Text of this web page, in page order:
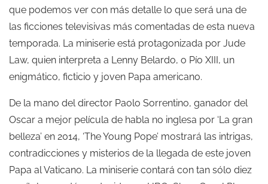
que podemos ver con más detalle lo que será una de
las ficciones televisivas más comentadas de esta nueva
temporada. La miniserie está protagonizada por Jude
Law, quien interpreta a Lenny Belardo, o Pío XIII, un
enigmático, ficticio y joven Papa americano.
De la mano del director Paolo Sorrentino, ganador del
Oscar a mejor película de habla no inglesa por ‘La gran
belleza’ en 2014, ‘The Young Pope’ mostrará las intrigas,
contradicciones y misterios de la llegada de este joven
Papa al Vaticano. La miniserie contará con tan sólo diez